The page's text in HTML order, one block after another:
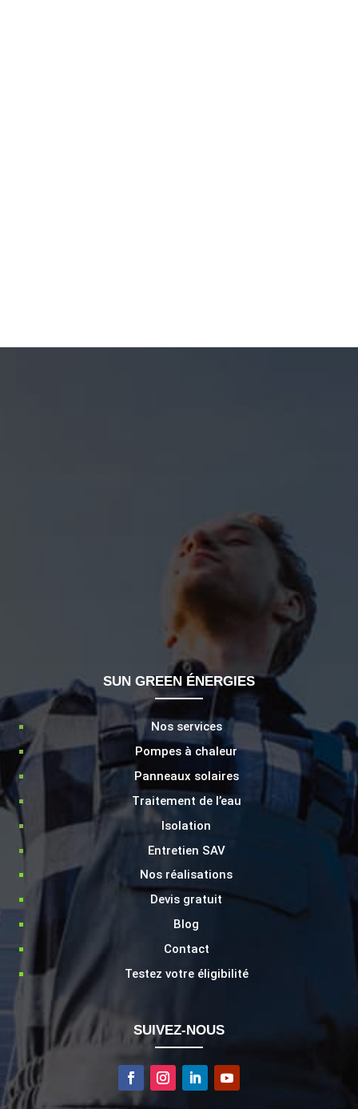
SUN GREEN ÉNERGIES
Nos services
Pompes à chaleur
Panneaux solaires
Traitement de l’eau
Isolation
Entretien SAV
LIENS
Nos réalisations
Devis gratuit
Blog
Contact
Testez votre éligibilité
SUIVEZ-NOUS